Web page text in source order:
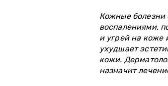
Кожные
воспалениями,
и угрей на коже
ухудшает
кожи.
назначит